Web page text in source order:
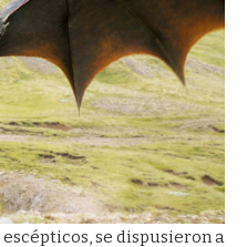
se dispusieron a